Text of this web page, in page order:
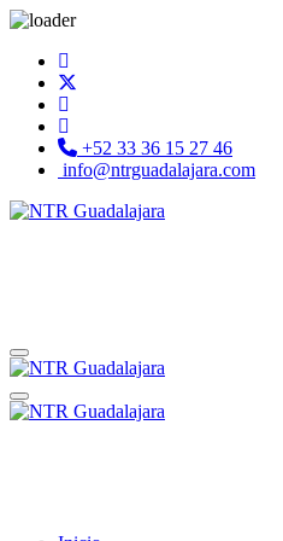
+52 33 36 15 27 46
info@ntrguadalajara.com